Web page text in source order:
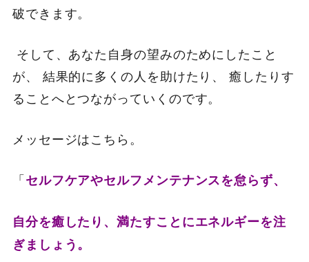
破できます。
そして、あなた自身の望みのためにしたこと
が、 結果的に多くの人を助けたり、 癒したりす
ることへとつながっていくのです。
メッセージはこちら。
「セルフケアやセルフメンテナンスを怠らず、
自分を癒したり、満たすことにエネルギーを注
ぎましょう。